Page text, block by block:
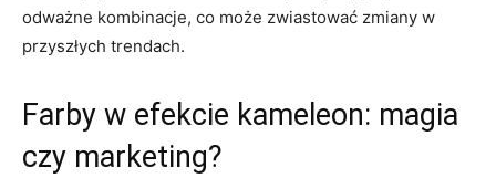
odważne kombinacje, co może zwiastować zmiany w
przyszłych trendach.
Farby w efekcie kameleon: magia
czy marketing?